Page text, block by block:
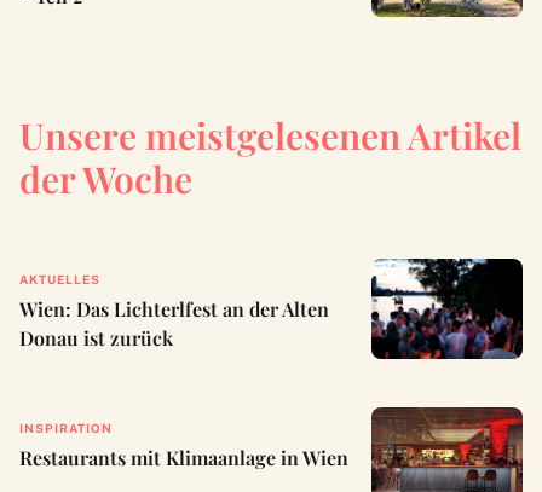
Unsere meistgelesenen Artikel
der Woche
AKTUELLES
Wien: Das Lichterlfest an der Alten
Donau ist zurück
INSPIRATION
Restaurants mit Klimaanlage in Wien